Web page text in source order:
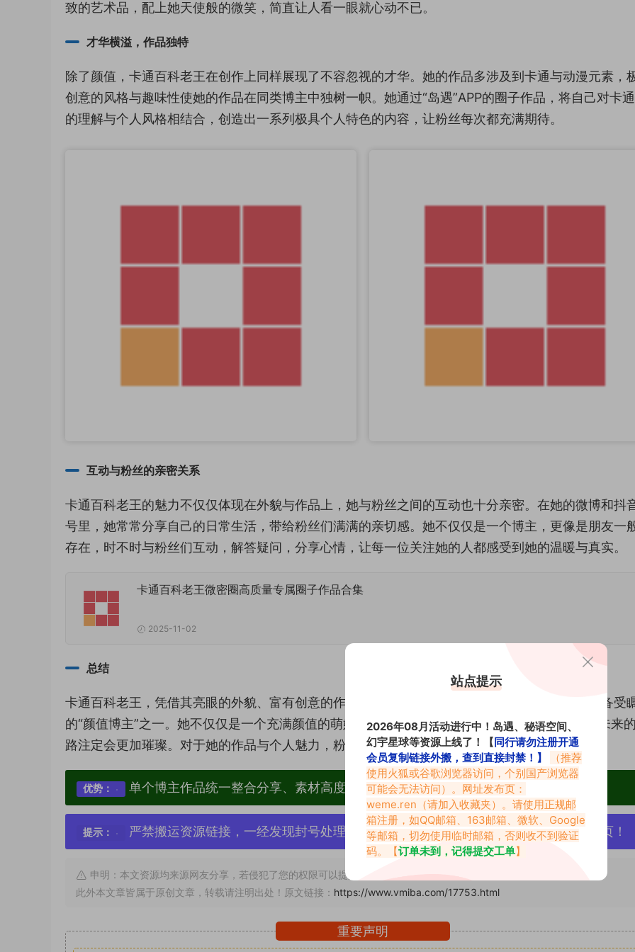
致的艺术品，配上她天使般的微笑，简直让人看一眼就心动不已。
才华横溢，作品独特
除了颜值，卡通百科老王在创作上同样展现了不容忽视的才华。她的作品多涉及到卡通与动漫元素，
创意的风格与趣味性使她的作品在同类博主中独树一帜。她通过“岛遇”APP的圈子作品，将自己对卡
的理解与个人风格相结合，创造出一系列极具个人特色的内容，让粉丝每次都充满期待。
互动与粉丝的亲密关系
卡通百科老王的魅力不仅仅体现在外貌与作品上，她与粉丝之间的互动也十分亲密。在她的微博和抖
号里，她常常分享自己的日常生活，带给粉丝们满满的亲切感。她不仅仅是一个博主，更像是朋友一
存在，时不时与粉丝们互动，解答疑问，分享心情，让每一位关注她的人都感受到她的温暖与真实。
卡通百科老王微密圈高质量专属圈子作品合集
2025-11-02
总结
卡通百科老王，凭借其亮眼的外貌、富有创意的作品以及亲民的个性，已经成为了抖音和微博上备受
的“颜值博主”之一。她不仅仅是一个充满颜值的萌妹子，更是一位充满灵感与创造力的艺术家，未来
路注定会更加璀璨。对于她的作品与个人魅力，粉丝们无不期待她为我们带来更多精彩的创作！
优势： 单个博主作品统一整合分享、素材高度去重复、逐一归档方便收藏！
提示： 严禁搬运资源链接，一经发现封号处理，素材资源无露点、需求请绕道，关闭本站网页！
申明：本文资源均来源网友分享，若侵犯了您的权限可以提交工单处理。
此外本文章皆属于原创文章，转载请注明出处！原文链接： https://www.vmiba.com/17753.html
重要声明
站点提示
2026年08月活动进行中！岛遇、秘语空间、
幻宇星球等资源上线了！【同行请勿注册开通
会员复制链接外搬，查到直接封禁！】
（推荐
使用火狐或谷歌浏览器访问，个别国产浏览器
可能会无法访问）。网址发布页：
weme.ren （请加入收藏夹）。请使用正规邮
箱注册，如QQ邮箱、163邮箱、微软、Google
等邮箱，切勿使用临时邮箱，否则收不到验证
码。【订单未到，记得提交工单】